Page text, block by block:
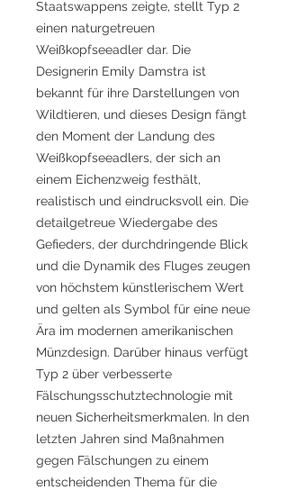
Staatswappens zeigte, stellt Typ 2
einen naturgetreuen
Weißkopfseeadler dar. Die
Designerin Emily Damstra ist
bekannt für ihre Darstellungen von
Wildtieren, und dieses Design fängt
den Moment der Landung des
Weißkopfseeadlers, der sich an
einem Eichenzweig festhält,
realistisch und eindrucksvoll ein. Die
detailgetreue Wiedergabe des
Gefieders, der durchdringende Blick
und die Dynamik des Fluges zeugen
von höchstem künstlerischem Wert
und gelten als Symbol für eine neue
Ära im modernen amerikanischen
Münzdesign. Darüber hinaus verfügt
Typ 2 über verbesserte
Fälschungsschutztechnologie mit
neuen Sicherheitsmerkmalen. In den
letzten Jahren sind Maßnahmen
gegen Fälschungen zu einem
entscheidenden Thema für die